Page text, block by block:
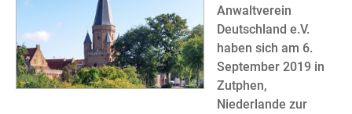
Anwaltverein
Deutschland e.V.
haben sich am 6.
September 2019 in
Zutphen,
Niederlande zur